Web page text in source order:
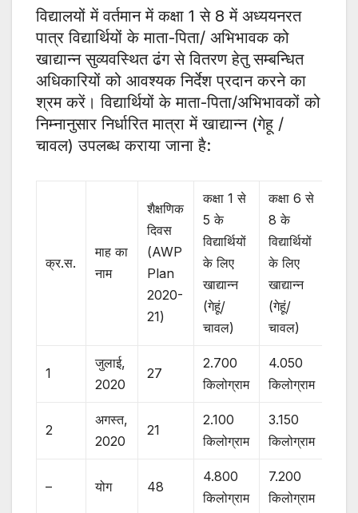
विद्यालयों में वर्तमान में कक्षा 1 से 8 में अध्ययनरत
पात्र विद्यार्थियों के माता-पिता/ अभिभावक को
खाद्यान्न सुव्यवस्थित ढंग से वितरण हेतु सम्बन्धित
अधिकारियों को आवश्यक निर्देश प्रदान करने का
श्रम करें। विद्यार्थियों के माता-पिता/अभिभावकों को
निम्नानुसार निर्धारित मात्रा में खाद्यान्न (गेहू /
चावल) उपलब्ध कराया जाना है:
क्र.स.
माह का
नाम
शैक्षणिक
दिवस
(AWP
Plan
2020-
21)
कक्षा 1 से
5 के
विद्यार्थियों
के लिए
खाद्यान्न
(गेहूं/
चावल)
कक्षा 6 से
8 के
विद्यार्थियों
के लिए
खाद्यान्न
(गेहूं/
चावल)
1
जुलाई,
2020
27
2.700
किलोग्राम
4.050
किलोग्राम
2
अगस्त,
2020
21
2.100
किलोग्राम
3.150
किलोग्राम
– योग 48
4.800
किलोग्राम
7.200
किलोग्राम